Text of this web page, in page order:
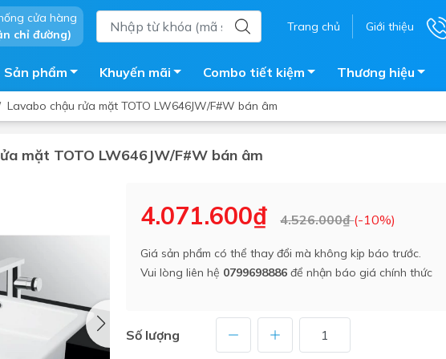
cửa hàng
chỉ đường)
Trang chủ Giới thiệu
Sản phẩm
Máy tắm nước nóng điện
Phụ kiện nhà tắm
Chậu giặt
Sen tắm âm tường
trời
Bồn bảo ôn
Bồn nhựa tự hoại
Vòi pha nóng lạnh
Vật tư
Khuyến mãi Combo tiết kiệm Thương hiệu
Lavabo chậu rửa mặt TOTO LW646JW/F#W bán âm
mặt TOTO LW646JW/F#W bán âm
4.071.600₫ 4.526.000₫(-10%)
Giá sản phẩm có thể thay đổi mà không kịp báo trước.
Vui lòng liên hệ 0799698886 để nhận báo giá chính thức
Số lượng